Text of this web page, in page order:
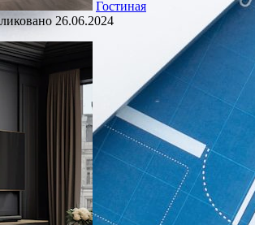
Гостиная
26.06.2024